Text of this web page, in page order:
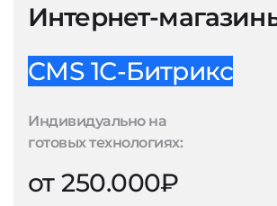
Интернет-
CMS 1С-Битрикс
Индивидуально на
готовых технологиях:
от 250.000₽